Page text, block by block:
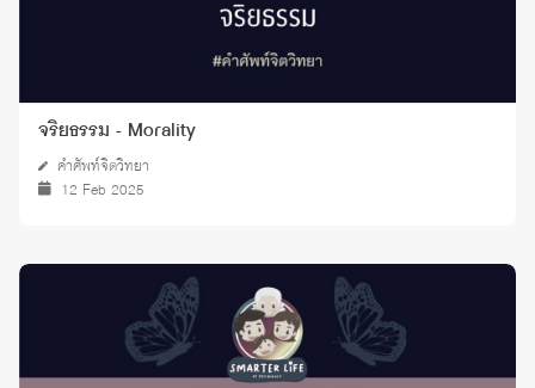
จริยธรรม - Morality
คำศัพท์จิตวิทยา
12 Feb 2025